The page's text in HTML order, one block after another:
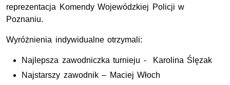
reprezentacja Komendy Wojewódzkiej Policji w
Poznaniu.
Wyróżnienia indywidualne otrzymali:
Najlepsza zawodniczka turnieju - Karolina Ślęzak
Najstarszy zawodnik – Maciej Włoch